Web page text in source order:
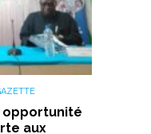
opportunité
aux